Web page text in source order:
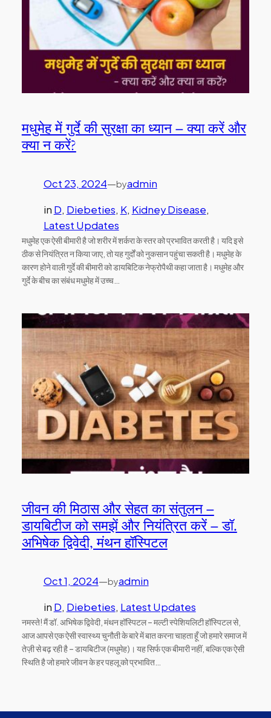
मधुमेह में गुर्दे की सुरक्षा का ध्यान – क्या करें और
क्या न करें?
Oct 23, 2024—byadmin
in D, Diebeties, K, Kidney Disease
Latest Updates
मधुमेह एक ऐसी बीमारी है जो शरीर में शर्करा के स्तर को प्रभावित करती है। यदि इसे
ठीक से नियंत्रित न किया जाए, तो यह गुर्दों को नुकसान पहुंचा सकती है। मधुमेह के
कारण होने वाली गुर्दे की बीमारी को डायबिटिक नेफ्रोपैथी कहा जाता है। मधुमेह और
गुर्दे के बीच का संबंध मधुमेह में उच्च…
जीवन की मिठास और सेहत का संतुलन –
डायबिटीज को समझें और नियंत्रित करें – डॉ.
अभिषेक द्विवेदी, मंथन हॉस्पिटल
Oct 1, 2024—byadmin
in D, Diebeties, Latest Updates
नमस्ते! मैं डॉ. अभिषेक द्विवेदी, मंथन हॉस्पिटल – मल्टी स्पेशियलिटी हॉस्पिटल से,
आज आपसे एक ऐसी स्वास्थ्य चुनौती के बारे में बात करना चाहता हूँ जो हमारे समाज में
तेज़ी से बढ़ रही है – डायबिटीज (मधुमेह)। यह सिर्फ एक बीमारी नहीं, बल्कि एक ऐसी
स्थिति है जो हमारे जीवन के हर पहलू को प्रभावित…